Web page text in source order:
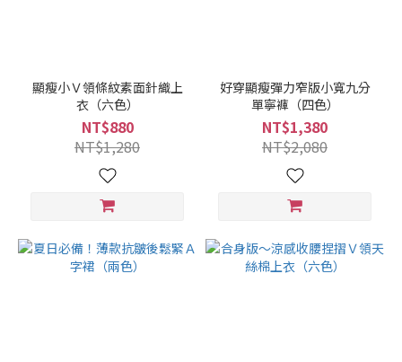
顯瘦小Ｖ領條紋素面針織上
衣（六色）
NT$880
NT$1,280
好穿顯瘦彈力窄版小寬九分
單寧褲（四色）
NT$1,380
NT$2,080